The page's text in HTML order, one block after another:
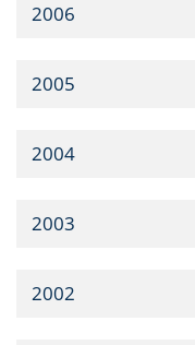
2006
2005
2004
2003
2002